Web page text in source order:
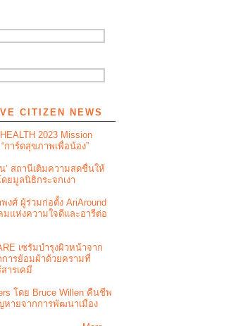
CITIZEN NEWS
2023 Mission
การ์ดสุขภาพเพื่อน้อง”
’ สถานีเติมความสดชื่นให้
ยมูลนิธิกระจกเงา
งศ์ ผู้ร่วมก่อตั้ง AriAround
มแห่งความใจดีและอารีต่อ
เซรัมบำรุงผิวหน้าจาก
การย้อมผ้าด้วยครามที่
ารเคมี
โดย Bruce Willen คืนชีพ
หายจากการพัฒนาเมือง